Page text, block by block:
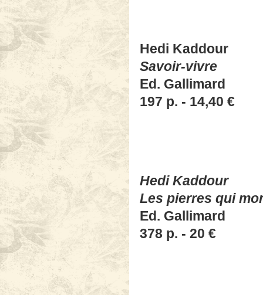
Hedi Kaddour
Savoir-vivre
Ed. Gallimard
197 p. - 14,40 €
Hedi Kaddour
Les pierres qui
Ed. Gallimard
378 p. - 20 €